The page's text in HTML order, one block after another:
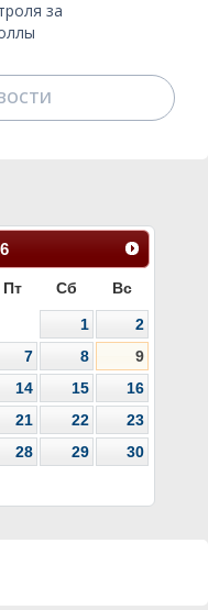
за
Пт Сб Вс
1
2
7 8
9
14 15
16
21 22
23
28 29
30